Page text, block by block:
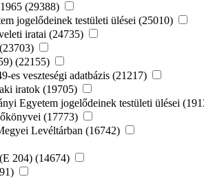
(29388)
jogelődeinek testületi ülései (25010)
iratai (24735)
(22155)
es veszteségi adatbázis (21217)
iratok (19705)
Egyetem jogelődeinek testületi ülései
(17773)
Levéltárban (16742)
204) (14674)